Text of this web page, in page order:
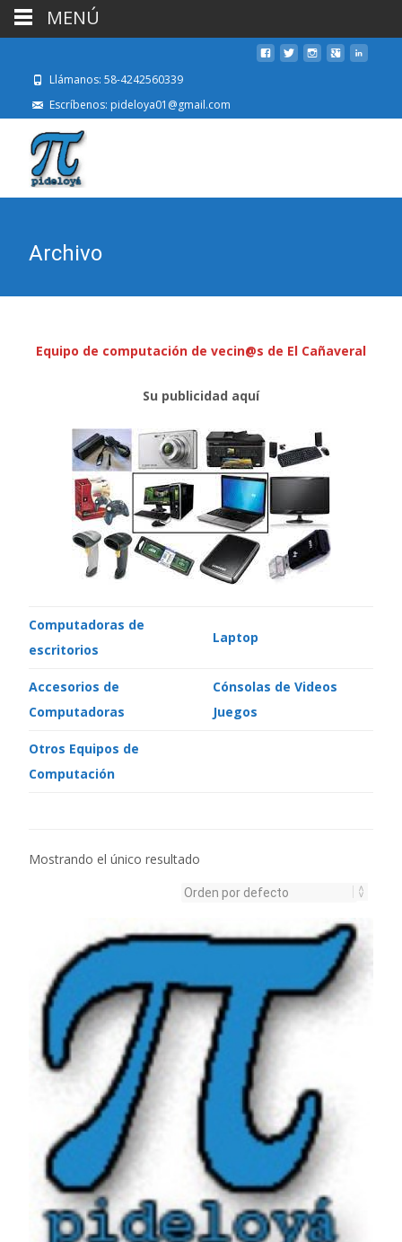
Llámanos: 58-4242560339
Escríbenos: pideloya01@gmail.com
Archivo
Equipo de computación de vecin@s de El Cañaveral
Su publicidad aquí
Computadoras de
escritorios
Laptop
Accesorios de
Computadoras
Cónsolas de Videos
Juegos
Otros Equipos de
Computación
Mostrando el único resultado
MENÚ